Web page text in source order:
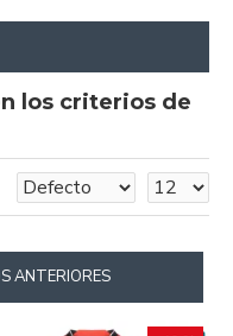
los criterios de
ANTERIORES